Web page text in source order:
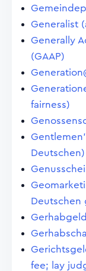
Generalist
Generally
(GAAP)
fairness)
Deutschen)
Deutschen
fee; lay